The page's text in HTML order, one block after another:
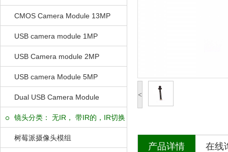
CMOS Camera Module 13MP
USB camera module 1MP
USB Camera module 2MP
USB camera Module 5MP
Dual USB Camera Module
镜头分类： 无IR， 带IR的，IR切换
树莓派摄像头模组
<
产品详情 在线